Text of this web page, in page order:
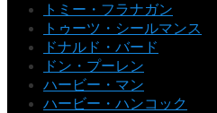
トミー・フラナガン
トゥーツ・シールマンス
ドナルド・バード
ドン・プーレン
ハービー・マン
ハービー・ハンコック